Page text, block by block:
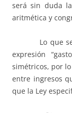
será sin duda
aritmética y
Lo que se
expresión
simétricos, por
entre ingresos
que la Ley